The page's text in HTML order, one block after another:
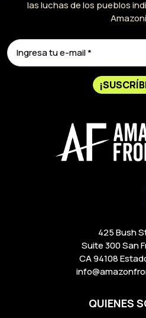
las luchas de los pueblos
425 Bush
Suite 300 San
CA 94108
QUIENES